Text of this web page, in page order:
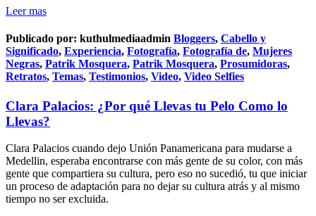
Leer mas
Publicado por: kuthulmediaadmin Bloggers, Cabello y
Significado, Experiencia, Fotografía, Fotografía de, Mujeres
Negras, Patrik Mosquera, Patrik Mosquera, Prosumidoras,
Retratos, Temas, Testimonios, Video, Video Selfies
Clara Palacios: ¿Por qué Llevas tu Pelo Como lo
Llevas?
Clara Palacios cuando dejo Unión Panamericana para mudarse a
Medellin, esperaba encontrarse con más gente de su color, con más
gente que compartiera su cultura, pero eso no sucedió, tu que iniciar
un proceso de adaptación para no dejar su cultura atrás y al mismo
tiempo no ser excluida.